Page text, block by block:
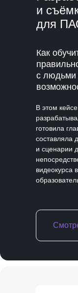
и
для
Как
с людьми
В этом
готовила
составляла
и сценарии
видеокурса